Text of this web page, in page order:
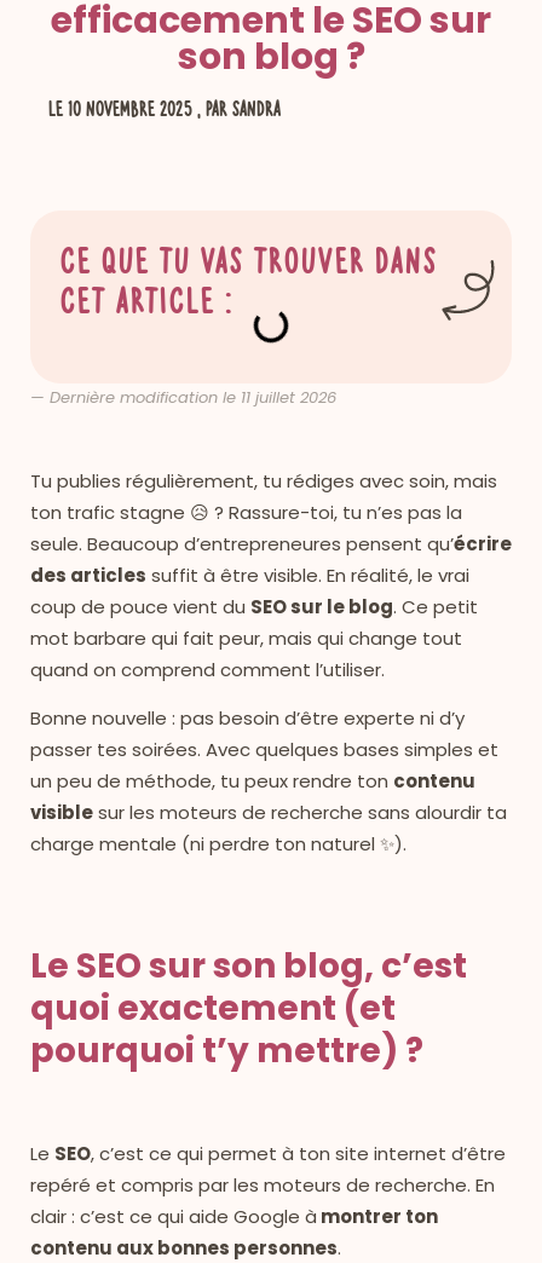
efficacement le SEO sur
son blog ?
le 10 novembre 2025 , par Sandra
Ce que tu vas trouver dans
cet article :
— Dernière modification le 11 juillet 2026
Tu publies régulièrement, tu rédiges avec soin, mais
ton trafic stagne 😥 ? Rassure-toi, tu n’es pas la
seule. Beaucoup d’entrepreneures pensent qu’écrire
des articles suffit à être visible. En réalité, le vrai
coup de pouce vient du SEO sur le blog. Ce petit
mot barbare qui fait peur, mais qui change tout
quand on comprend comment l’utiliser.
Bonne nouvelle : pas besoin d’être experte ni d’y
passer tes soirées. Avec quelques bases simples et
un peu de méthode, tu peux rendre ton contenu
visiblesur les moteurs de recherche sans alourdir ta
charge mentale (ni perdre ton naturel ✨).
Le SEO sur son blog, c’est
quoi exactement (et
pourquoi t’y mettre) ?
Le SEO, c’est ce qui permet à ton site internet d’être
repéré et compris par les moteurs de recherche. En
clair : c’est ce qui aide Google à montrer ton
contenu aux bonnes personnes.